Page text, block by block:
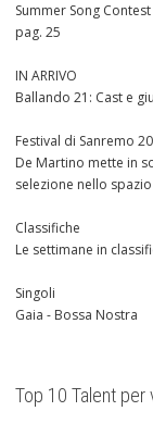
Summer Song
pag. 25
IN ARRIVO
Ballando 21: Cast e
Festival di Sanremo
De Martino mette in
selezione nello
Classifiche
Le settimane in
Singoli
Gaia - Bossa Nostra
Top 10 Talent per